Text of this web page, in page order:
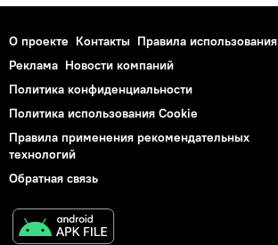
О проекте Контакты Правила использования
Реклама Новости компаний
Политика конфиденциальности
Политика использования Cookie
Правила применения рекомендательных
технологий
Обратная связь